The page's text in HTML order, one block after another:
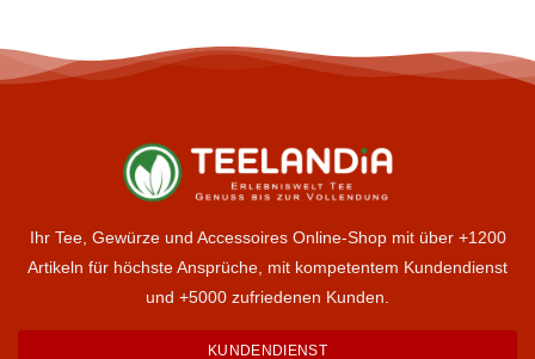
Ihr Tee, Gewürze und Accessoires Online-Shop mit über +1200
Artikeln für höchste Ansprüche, mit kompetentem Kundendienst
und +5000 zufriedenen Kunden.
KUNDENDIENST